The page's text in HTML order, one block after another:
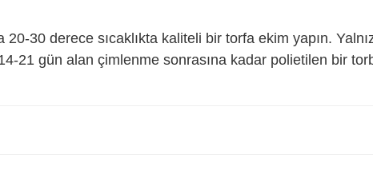
20-30 derece sıcaklıkta kaliteli bir torfa ekim yapın.
21 gün alan çimlenme sonrasına kadar polietilen bir